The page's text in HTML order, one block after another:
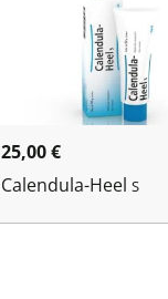
25,00€
Calendula-Heel S